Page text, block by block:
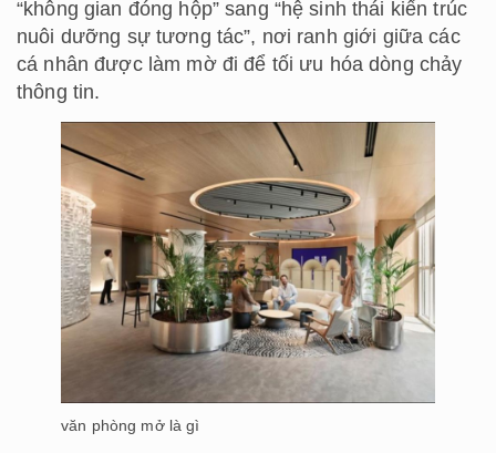
“không gian đóng hộp” sang “hệ sinh thái kiến trúc
nuôi dưỡng sự tương tác”, nơi ranh giới giữa các
cá nhân được làm mờ đi để tối ưu hóa dòng chảy
thông tin.
văn phòng mở là gì